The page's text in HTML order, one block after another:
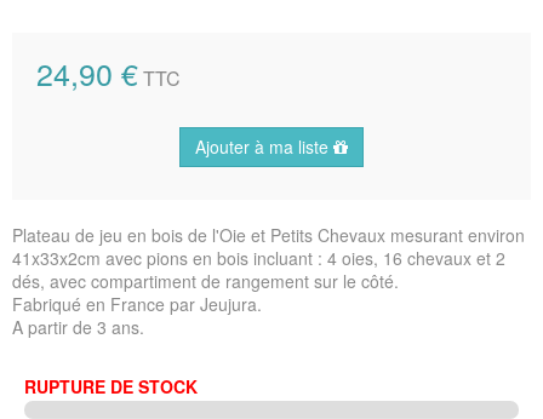
24,90 €TTC
Ajouter à ma liste
Plateau de jeu en bois de l'Oie et Petits Chevaux mesurant environ
41x33x2cm avec pions en bois incluant : 4 oies, 16 chevaux et 2
dés, avec compartiment de rangement sur le côté.
Fabriqué en France par Jeujura.
A partir de 3 ans.
RUPTURE DE STOCK